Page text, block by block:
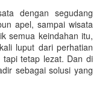
dengan segudang
apel, sampai wisata
semua keindahan itu,
luput dari perhatian
tapi tetap lezat. Dan di
sebagai solusi yang